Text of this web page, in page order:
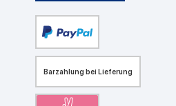
Barzahlung bei Lieferung